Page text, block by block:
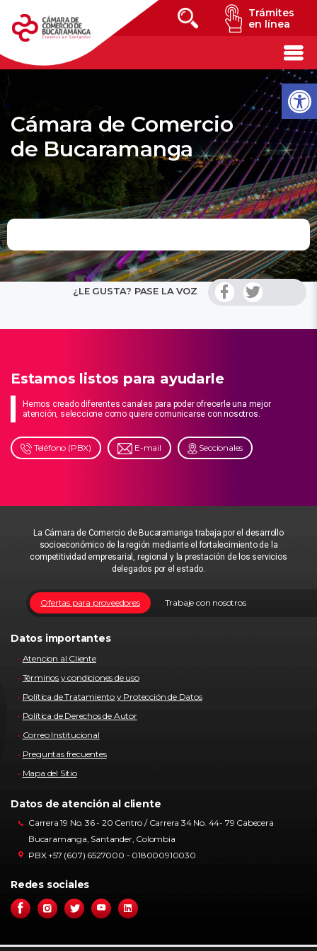
Trámites
en línea
Cámara de Comercio
de Bucaramanga
¿LE GUSTA? PASE LA VOZ
Estamos listos para ayudarle
Hemos creado diferentes canales para poder ofrecerle una mejor
atención, seleccione como quiere comunicarse con nosotros.
Teléfono (PBX) E-mail Seccionales
La Cámara de Comercio de Bucaramanga trabaja por el desarrollo
socioeconómico de la región mediante el fortalecimiento de la
competitividad empresarial, regional y la prestación de los servicios
delegados por el estado.
Trabaje con nosotros
Ofertas para proveedores
Datos importantes
Atencion al Cliente
Términos y condiciones de uso
Política de Tratamiento y Protección de Datos
Política de Derechos de Autor
Correo Institucional
Preguntas frecuentes
Mapa del Sitio
Datos de atención al cliente
Carrera 19 No. 36 - 20 Centro / Carrera 34 No. 44- 79 Cabecera
Bucaramanga, Santander, Colombia
PBX +57 (607) 6527000 - 018000910030
Redes sociales